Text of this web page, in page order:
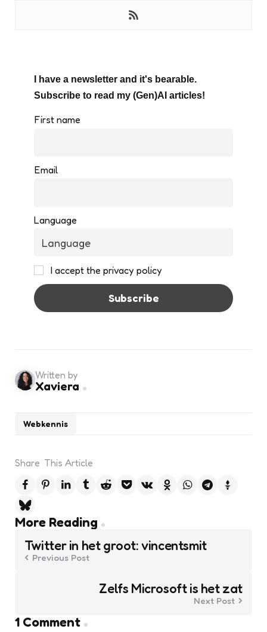
I have a newsletter and it's bearable.
Subscribe to read my (Gen)AI articles!
First name
Email
Language
I accept the privacy policy
Webkennis
Written by
Xaviera
Share This Article
More Reading
Post
navigation
Twitter in het groot: vincentsmit
Previous Post
Zelfs Microsoft is het zat
Next Post
1 Comment